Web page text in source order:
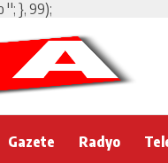
''; }, 99);
Gazete Radyo